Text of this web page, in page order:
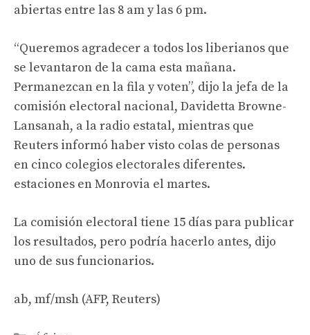
abiertas entre las 8 am y las 6 pm.
“Queremos agradecer a todos los liberianos que
se levantaron de la cama esta mañana.
Permanezcan en la fila y voten”, dijo la jefa de la
comisión electoral nacional, Davidetta Browne-
Lansanah, a la radio estatal, mientras que
Reuters informó haber visto colas de personas
en cinco colegios electorales diferentes.
estaciones en Monrovia el martes.
La comisión electoral tiene 15 días para publicar
los resultados, pero podría hacerlo antes, dijo
uno de sus funcionarios.
ab, mf/msh (AFP, Reuters)